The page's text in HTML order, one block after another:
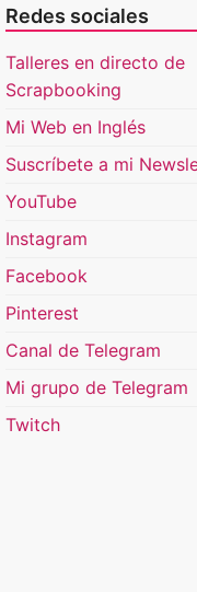
Redes sociales
Talleres en directo de
Scrapbooking
Mi Web en Inglés
Suscríbete a mi
YouTube
Instagram
Facebook
Pinterest
Canal de Telegram
Mi grupo de Telegram
Twitch